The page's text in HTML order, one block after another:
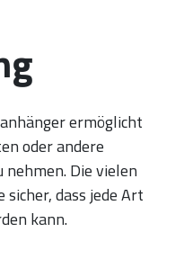
ermöglicht
oder andere
Die vielen
dass jede Art
kann.